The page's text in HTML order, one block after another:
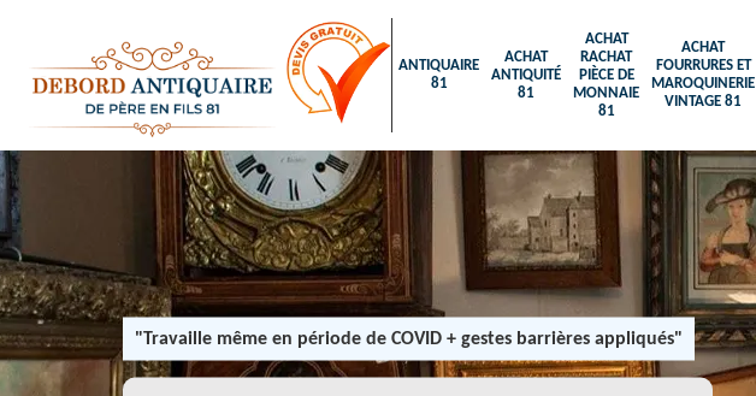
ANTIQUAIRE
81
ACHAT
ANTIQUITÉ
81
ACHAT
RACHAT
PIÈCE DE
MONNAIE
81
ACHAT
FOURRURES ET
MAROQUINERIE
VINTAGE 81
"Travaille même en période de COVID + gestes barrières appliqués"